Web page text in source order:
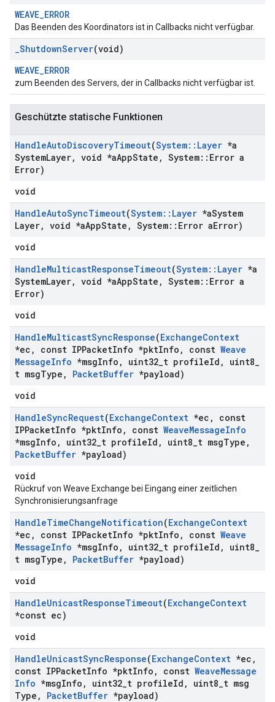
WEAVE_ERROR
Das Beenden des Koordinators ist in Callbacks nicht verfügbar.
_ShutdownServer(void)
WEAVE_ERROR
zum Beenden des Servers, der in Callbacks nicht verfügbar ist.
Geschützte statische Funktionen
HandleAutoDiscoveryTimeout(System:: Layer *a
SystemLayer, void *aAppState , System:: Error a
Error)
void
HandleAutoSyncTimeout(System:: Layer *aSystem
Layer, void *aAppState , System:: Error aError)
void
HandleMulticastResponseTimeout(System:: Layer *a
SystemLayer, void *aAppState , System:: Error a
Error)
void
HandleMulticastSyncResponse(ExchangeContext
*ec , const IPPacketInfo *pktInfo , const Weave
MessageInfo *msgInfo , uint32 t profileId , uint8
t msgType , PacketBuffer *payload)
void
HandleSyncRequest(ExchangeContext *ec ,
const
IPPacketInfo *pktInfo , const WeaveMessageInfo
*msgInfo , uint32 t profileId , uint8 t msgType ,
PacketBuffer *payload)
void
Rückruf von Weave Exchange bei Eingang einer zeitlichen
Synchronisierungsanfrage
HandleTimeChangeNotification(ExchangeContext
*ec , const IPPacketInfo *pktInfo , const Weave
MessageInfo *msgInfo , uint32 t profileId , uint8
t msgType , PacketBuffer *payload)
void
HandleUnicastResponseTimeout(ExchangeContext
*const ec)
void
HandleUnicastSyncResponse(ExchangeContext *ec ,
const IPPacketInfo *pktInfo , const WeaveMessage
Info *msgInfo , uint32 t profileId , uint8 t msg
Type , PacketBuffer *payload)